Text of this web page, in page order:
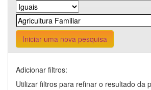
Iniciar uma nova pesquisa
Adicionar filtros:
Utilizar filtros para refinar o resultado da